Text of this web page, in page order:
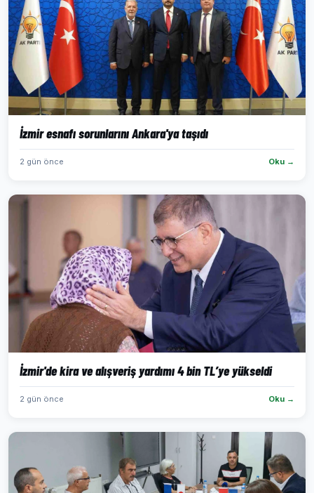
İzmir esnafı sorunlarını Ankara'ya taşıdı
2 gün önce Oku →
İzmir'de kira ve alışveriş yardımı 4 bin TL’ye yükseldi
2 gün önce Oku →